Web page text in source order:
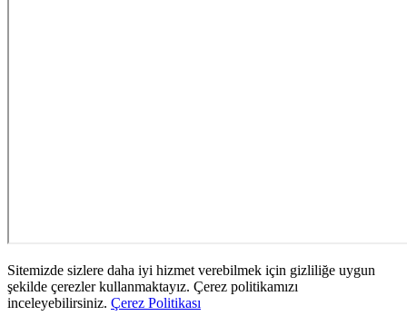
Sitemizde sizlere daha iyi hizmet verebilmek için gizliliğe uygun
şekilde çerezler kullanmaktayız. Çerez politikamızı
inceleyebilirsiniz. Çerez Politikası